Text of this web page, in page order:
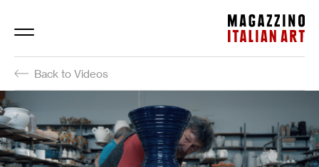
Magazzino Italian Art
Back to Videos